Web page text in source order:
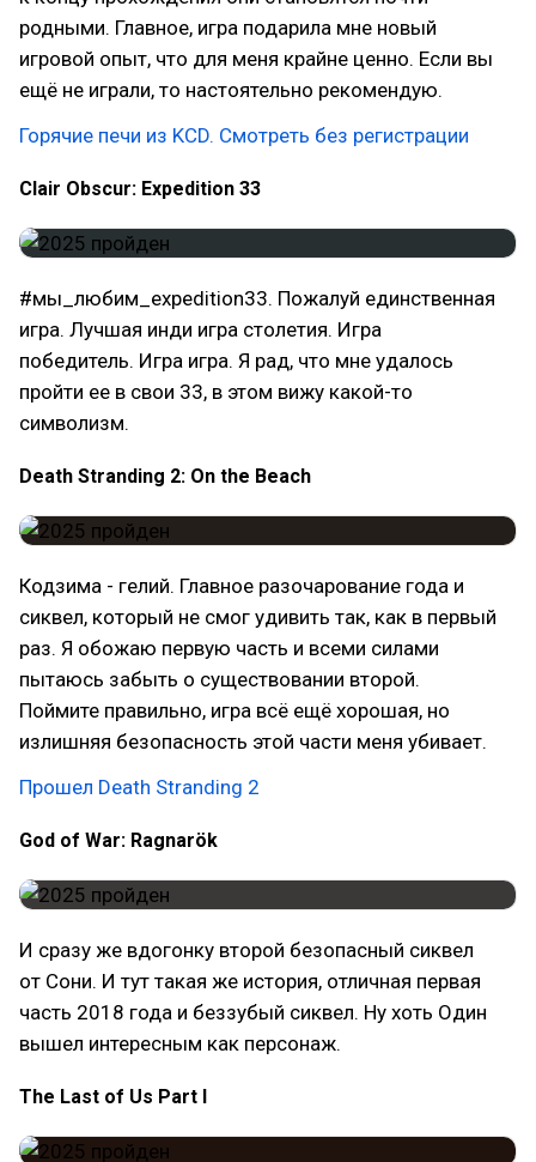
родными. Главное, игра подарила мне новый
игровой опыт, что для меня крайне ценно. Если вы
ещё не играли, то настоятельно рекомендую.
Горячие печи из KCD. Смотреть без регистрации
Clair Obscur: Expedition 33
#мы_любим_expedition33. Пожалуй единственная
игра. Лучшая инди игра столетия. Игра
победитель. Игра игра. Я рад, что мне удалось
пройти ее в свои 33, в этом вижу какой-то
символизм.
Death Stranding 2: On the Beach
Кодзима - гелий. Главное разочарование года и
сиквел, который не смог удивить так, как в первый
раз. Я обожаю первую часть и всеми силами
пытаюсь забыть о существовании второй.
Поймите правильно, игра всё ещё хорошая, но
излишняя безопасность этой части меня убивает.
Прошел Death Stranding 2
God of War: Ragnarök
И сразу же вдогонку второй безопасный сиквел
от Сони. И тут такая же история, отличная первая
часть 2018 года и беззубый сиквел. Ну хоть Один
вышел интересным как персонаж.
The Last of Us Part I